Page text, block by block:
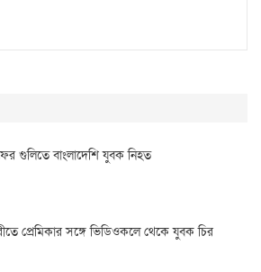
গুলিতে বাংলাদেশি যুবক নিহত
প্রেমিকার সঙ্গে ভিডিওকলে থেকে যুবক চির